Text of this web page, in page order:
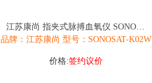
江苏康尚 指夹式脉搏血氧仪 SONOSAT
品牌：江苏康尚 型号：SONOSAT-K02W
价格:签约议价